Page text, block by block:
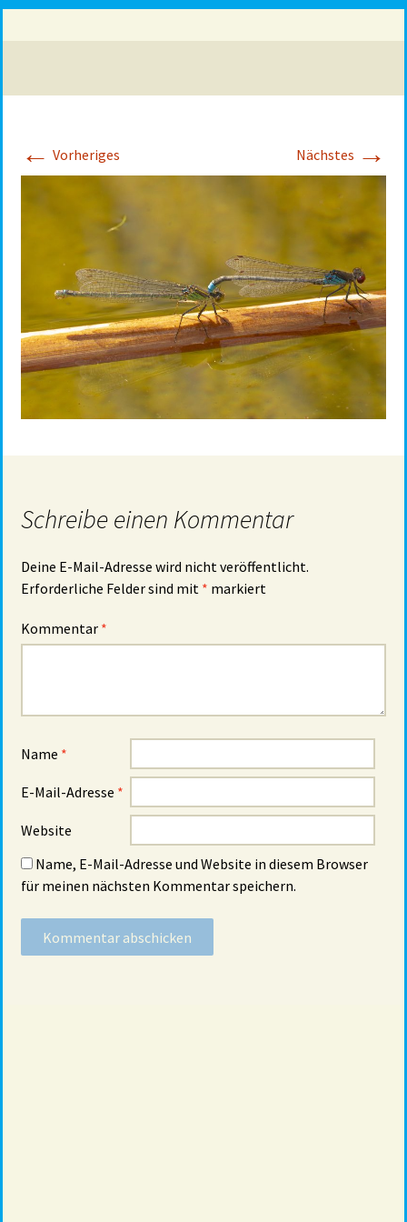
← Vorheriges Nächstes →
Schreibe einen Kommentar
Deine E-Mail-Adresse wird nicht veröffentlicht.
Erforderliche Felder sind mit * markiert
Kommentar *
Name *
E-Mail-Adresse *
Website
Name, E-Mail-Adresse und Website in diesem Browser
für meinen nächsten Kommentar speichern.